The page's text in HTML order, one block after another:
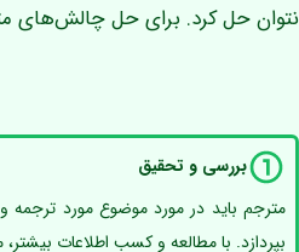
نتوان حل کرد. برای حل چالش‌های
بررسی و تحقیق
مترجم باید در مورد موضوع مورد
بپردازد. با مطالعه و کسب اطلاعات